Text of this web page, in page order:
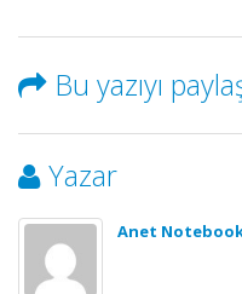
Bu yazıyı
Yazar
Anet